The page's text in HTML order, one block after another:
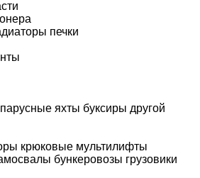
печки
парусные яхты буксиры другой
крюковые мультилифты
бункеровозы грузовики